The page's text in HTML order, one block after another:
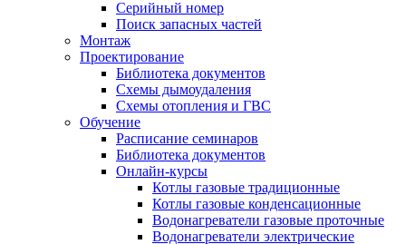
Серийный номер
Поиск запасных частей
Монтаж
Проектирование
Библиотека документов
Схемы дымоудаления
Схемы отопления и ГВС
Обучение
Расписание семинаров
Библиотека документов
Онлайн-курсы
Котлы газовые традиционные
Котлы газовые конденсационные
Водонагреватели газовые проточные
Водонагреватели электрические